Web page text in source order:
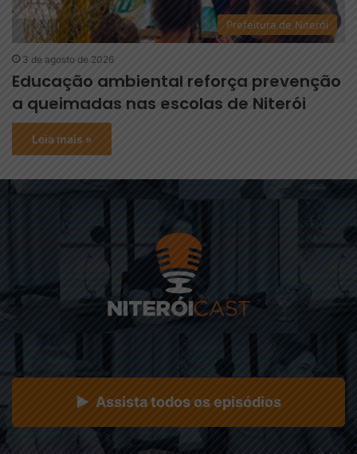
Prefeitura de Niterói
3 de agosto de 2026
Educação ambiental reforça prevenção
a queimadas nas escolas de Niterói
Leia mais »
▶ Assista todos os episódios